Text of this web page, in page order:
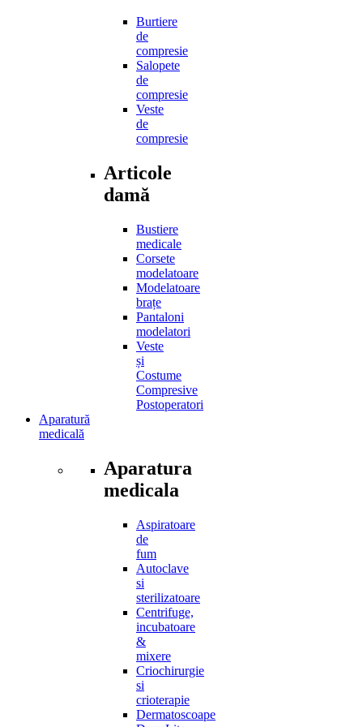
Burtiere
de
compresie
Salopete
de
compresie
Veste
de
compresie
Articole
damă
Bustiere
medicale
Corsete
modelatoare
Modelatoare
brațe
Pantaloni
modelatori
Veste
și
Costume
Compresive
Postoperatori
Aparatură
medicală
Aparatura
medicala
Aspiratoare
de
fum
Autoclave
si
sterilizatoare
Centrifuge,
incubatoare
&
mixere
Criochirurgie
si
crioterapie
Dermatoscoape